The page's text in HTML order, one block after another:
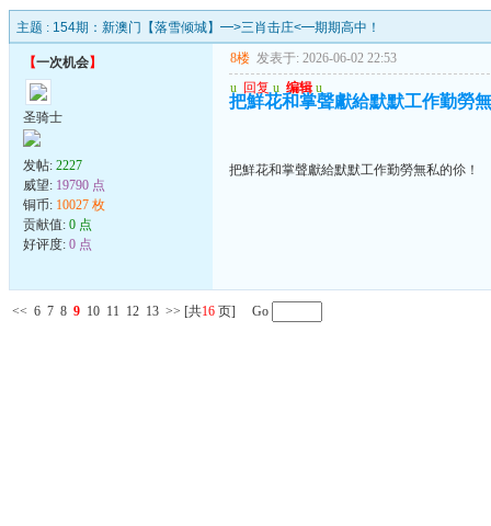
主题 : 154期：新澳门【落雪倾城】━>三肖击庄<━期期高中！
【一次机会】
圣骑士
发帖: 2227
威望: 19790 点
铜币: 10027 枚
贡献值: 0 点
好评度: 0 点
8楼 发表于: 2026-06-02 22:53
u 回复 u 编辑 u
把鮮花和掌聲獻給默默工作勤勞
把鮮花和掌聲獻給默默工作勤勞無私的伱！
<< 6 7 8 9 10 11 12 13 >> [共16 页] Go